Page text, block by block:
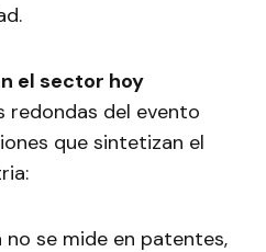
el sector hoy
redondas del evento
que sintetizan el
no se mide en patentes,